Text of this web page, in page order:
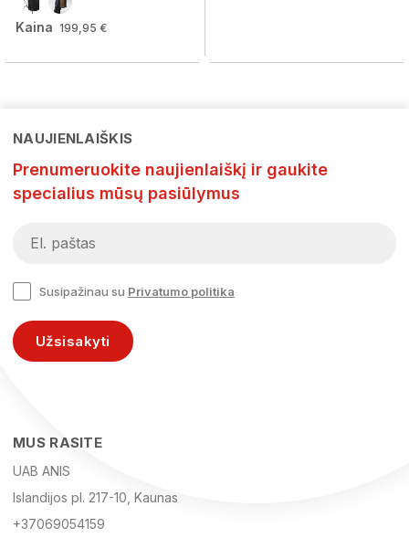
Kaina 199,95 €
NAUJIENLAIŠKIS
Prenumeruokite naujienlaiškį ir gaukite
specialius mūsų pasiūlymus
Susipažinau su Privatumo politika
Užsisakyti
MUS RASITE
UAB ANIS
Islandijos pl. 217-10, Kaunas
+37069054159